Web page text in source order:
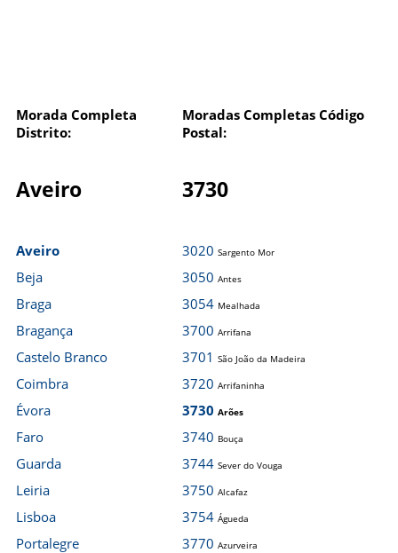
Morada Completa
Distrito:
Moradas Completas Código
Postal:
Aveiro 3730
Aveiro
Beja
Braga
Bragança
Castelo Branco
Coimbra
Évora
Faro
Guarda
Leiria
Lisboa
Portalegre
3020 Sargento Mor
3050 Antes
3054 Mealhada
3700 Arrifana
3701 São João da Madeira
3720 Arrifaninha
3730 Arões
3740 Bouça
3744 Sever do Vouga
3750 Alcafaz
3754 Águeda
3770 Azurveira